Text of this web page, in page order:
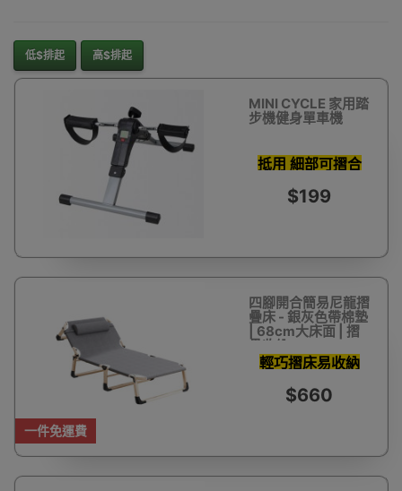
低$排起 高$排起
MINI CYCLE 家用踏
步機健身單車機
抵用 細部可摺合
可調力度
$199
一件免運費
四腳開合簡易尼龍摺
疊床 - 銀灰色帶棉墊
| 68cm大床面 | 摺
疊收納
輕巧摺床易收納
$660